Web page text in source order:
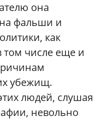
она
фальши и
как
числе еще и
убежищ.
людей, слушая
невольно